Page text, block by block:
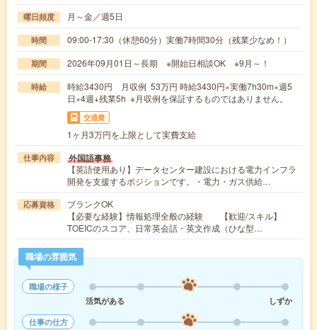
曜日頻度 月～金／週5日
時間 09:00-17:30（休憩60分）実働7時間30分（残業少なめ！）
期間 2026年09月01日～長期 ※開始日相談OK ※9月～！
時給
時給3430円 月収例 53万円 時給3430円×実働7h30m×週5
日×4週+残業5h ※月収例を保証するものではありません。
交通費
1ヶ月3万円を上限として実費支給
仕事内容 外国語事務
【英語使用あり】データセンター建設における電力インフラ
開発を支援するポジションです。・電力・ガス供給…
応募資格
ブランクOK
【必要な経験】情報処理全般の経験 【歓迎/スキル】
TOEICのスコア、日常英会話・英文作成（ひな型…
職場の雰囲気
職場の様子
活気がある
しずか
仕事の仕方